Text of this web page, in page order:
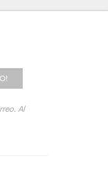
Al